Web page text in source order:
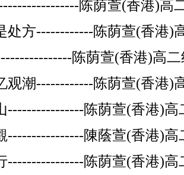
陈荫萱(香港)高
处方------------陈荫萱(香港)
陈荫萱(香港)高
观潮------------陈荫萱(香港)
----------------陈荫萱(香港)
----------------陳蔭萱(香港)高
----------------陈荫萱(香港)